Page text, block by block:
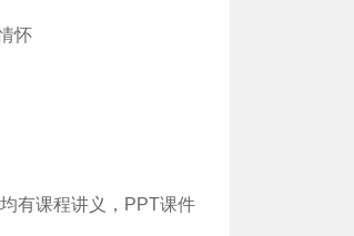
怀
有课程讲义， PPT课件